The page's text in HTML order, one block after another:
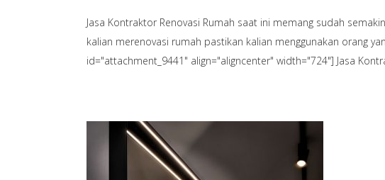
Jasa Kontraktor Renovasi Rumah saat ini memang sudah
kalian merenovasi rumah pastikan kalian menggunakan orang
id="attachment_9441" align="aligncenter" width="724"] Jasa